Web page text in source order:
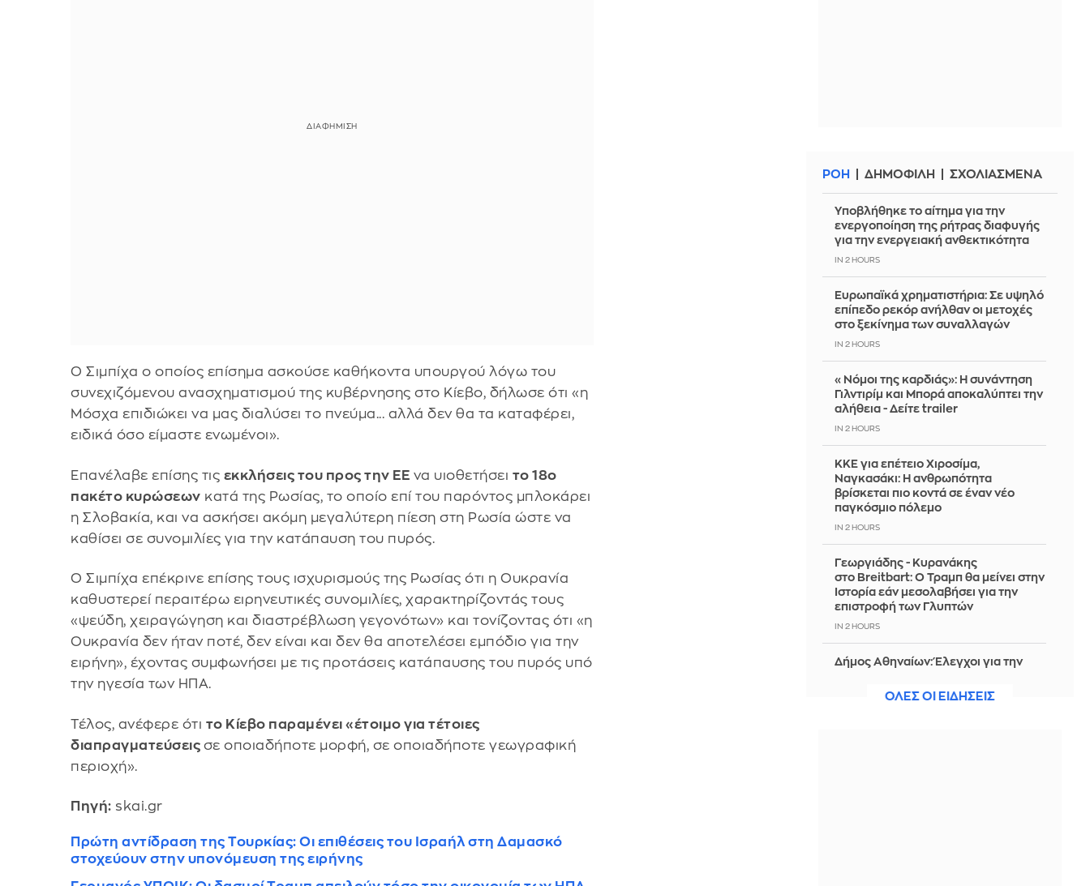
Ο Σιμπίχα ο οποίος επίσημα ασκούσε καθήκοντα υπουργού λόγω του
συνεχιζόμενου ανασχηματισμού της κυβέρνησης στο Κίεβο, δήλωσε ότι «η
Μόσχα επιδιώκει να μας διαλύσει το πνεύμα... αλλά δεν θα τα καταφέρει,
ειδικά όσο είμαστε ενωμένοι».
Επανέλαβε επίσης τις εκκλήσεις του προς την ΕΕ να υιοθετήσει το 18ο
πακέτο κυρώσεων κατά της Ρωσίας, το οποίο επί του παρόντος μπλοκάρει
η Σλοβακία, και να ασκήσει ακόμη μεγαλύτερη πίεση στη Ρωσία ώστε να
καθίσει σε συνομιλίες για την κατάπαυση του πυρός.
Ο Σιμπίχα επέκρινε επίσης τους ισχυρισμούς της Ρωσίας ότι η Ουκρανία
καθυστερεί περαιτέρω ειρηνευτικές συνομιλίες, χαρακτηρίζοντάς τους
«ψεύδη, χειραγώγηση και διαστρέβλωση γεγονότων» και τονίζοντας ότι «η
Ουκρανία δεν ήταν ποτέ, δεν είναι και δεν θα αποτελέσει εμπόδιο για την
ειρήνη», έχοντας συμφωνήσει με τις προτάσεις κατάπαυσης του πυρός υπό
την ηγεσία των ΗΠΑ.
Τέλος, ανέφερε ότι το Κίεβο παραμένει «έτοιμο για τέτοιες
διαπραγματεύσεις σε οποιαδήποτε μορφή, σε οποιαδήποτε γεωγραφική
περιοχή».
Πηγή: skai.gr
Πρώτη αντίδραση της Τουρκίας: Οι επιθέσεις του Ισραήλ στη Δαμασκό
στοχεύουν στην υπονόμευση της ειρήνης
ΡΟΗ ΔΗΜΟΦΙΛΗ ΣΧΟΛΙΑΣΜΕΝΑ
Υποβλήθηκε το αίτημα για την
ενεργοποίηση της ρήτρας διαφυγής
για την ενεργειακή ανθεκτικότητα
IN 2 HOURS
Ευρωπαϊκά χρηματιστήρια: Σε υψηλό
επίπεδο ρεκόρ ανήλθαν οι μετοχές
στο ξεκίνημα των συναλλαγών
IN 2 HOURS
«Νόμοι της καρδιάς»: Η συνάντηση
Γιλντιρίμ και Μπορά αποκαλύπτει την
αλήθεια - Δείτε trailer
IN 2 HOURS
ΚΚΕ για επέτειο Χιροσίμα,
Ναγκασάκι: Η ανθρωπότητα
βρίσκεται πιο κοντά σε έναν νέο
παγκόσμιο πόλεμο
IN 2 HOURS
Γεωργιάδης - Κυρανάκης
στο Breitbart: Ο Τραμπ θα μείνει στην
Ιστορία εάν μεσολαβήσει για την
επιστροφή των Γλυπτών
IN 2 HOURS
Δήμος Αθηναίων: Έλεγχοι για την
Απομακρύνθηκαν 240
ΟΛΕΣ ΟΙ ΕΙΔΗΣΕΙΣ